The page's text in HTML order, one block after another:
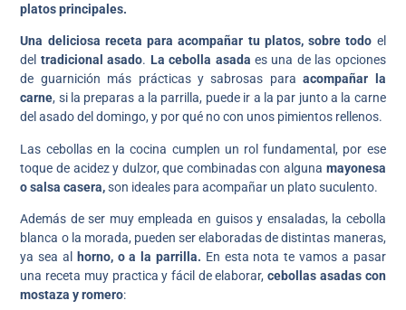
platos principales.
Una deliciosa receta para acompañar tu platos, sobre todo el
del tradicional asado. La cebolla asada es una de las opciones
de guarnición más prácticas y sabrosas paraacompañar la
carne, si la preparas a la parrilla, puede ir a la par junto a la carne
del asado del domingo, y por qué no con unos pimientos rellenos.
Las cebollas en la cocina cumplen un rol fundamental, por ese
toque de acidez y dulzor, que combinadas con alguna mayonesa
o salsa casera,son ideales para acompañar un plato suculento.
Además de ser muy empleada en guisos y ensaladas, la cebolla
blanca o la morada, pueden ser elaboradas de distintas maneras,
ya sea al
horno, o a la parrilla. En esta nota te vamos a pasar
una receta muy practica y fácil de elaborar,cebollas asadas con
mostaza y romero: